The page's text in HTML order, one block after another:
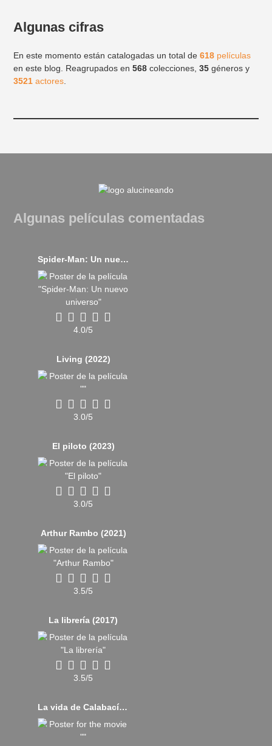
Algunas cifras
En este momento están catalogadas un total de618 películas
en este blog. Reagrupados en568 colecciones,35 géneros y
3521 actores
Algunas películas comentadas
Spider-Man: Un nuevo universo (2018)
4.0/5
Living (2022)
3.0/5
El piloto (2023)
3.0/5
Arthur Rambo (2021)
3.5/5
La librería (2017)
3.5/5
La vida de Calabacín (2016)